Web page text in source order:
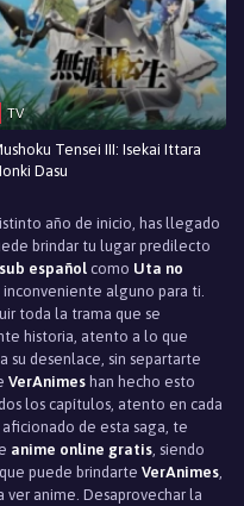
TV
Tensei III: Isekai Ittara
Dasu
año de inicio, has llegado
brindar tu lugar predilecto
español como Uta no
inconveniente alguno para ti.
toda la trama que se
historia, atento a lo que
su desenlace, sin separtarte
VerAnimes han hecho esto
los capítulos, atento en cada
de esta saga, te
anime online gratis , siendo
puede brindarte VerAnimes
ver anime. Desaprovechar la